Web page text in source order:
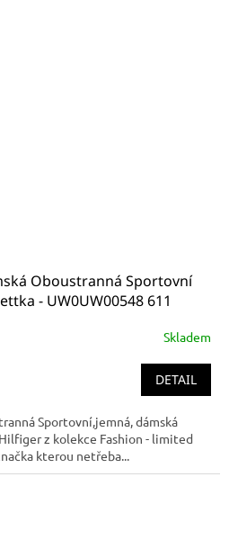
Oboustranná Sportovní
- UW0UW00548 611
Skladem
DETAIL
Sportovní,jemná, dámská
z kolekce Fashion - limited
kterou netřeba...